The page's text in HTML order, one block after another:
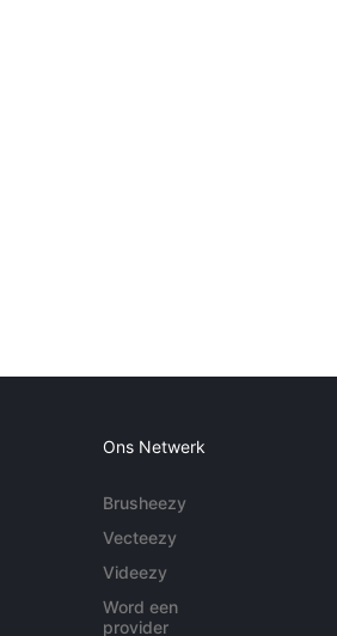
Ons Netwerk
Brusheezy
Vecteezy
Videezy
Word een
provider